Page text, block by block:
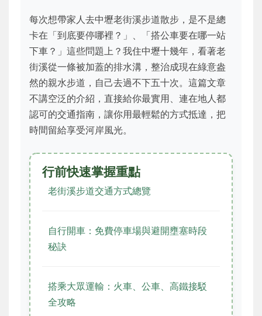
每次想帶家人去中壢老街溪步道散步，是不是總
卡在「到底要停哪裡？」、「搭公車要在哪一站
下車？」這些問題上？我住中壢十幾年，看著老
街溪從一條被加蓋的排水溝，整治成現在綠意盎
然的親水步道，自己去過不下五十次。這篇文章
不講空泛的介紹，直接給你最實用、連在地人都
認可的交通指南，讓你用最輕鬆的方式抵達，把
時間留給享受河岸風光。
行前快速掌握重點
老街溪步道交通方式總覽
自行開車：免費停車場與避開壅塞時段
秘訣
搭乘大眾運輸：火車、公車、高鐵接駁
全攻略